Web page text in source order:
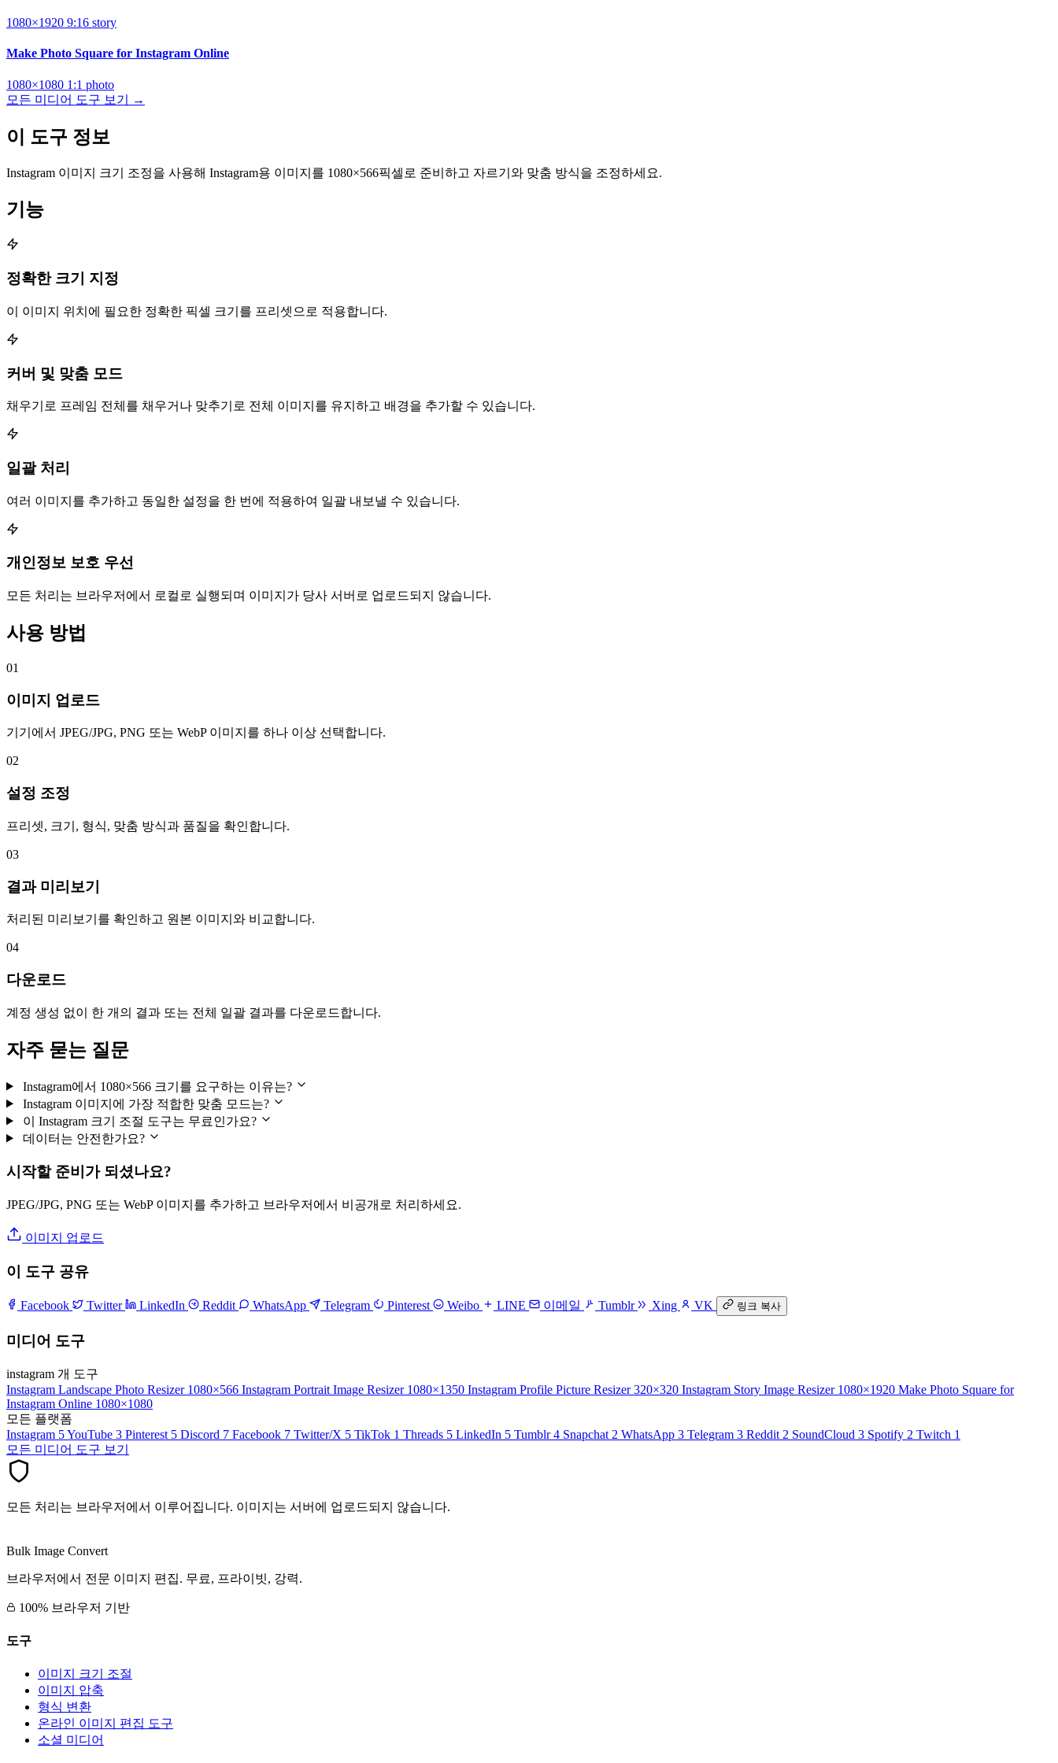
1080×1920 9:16 story
Make Photo Square for Instagram Online
1080×1080 1:1 photo
모든 미디어 도구 보기 →
이 도구 정보
Instagram 이미지 크기 조정을 사용해 Instagram용 이미지를 1080×566픽셀로 준비하고 자르기와 맞춤 방식을 조정하세요.
기능
정확한 크기 지정
이 이미지 위치에 필요한 정확한 픽셀 크기를 프리셋으로 적용합니다.
커버 및 맞춤 모드
채우기로 프레임 전체를 채우거나 맞추기로 전체 이미지를 유지하고 배경을 추가할 수 있습니다.
일괄 처리
여러 이미지를 추가하고 동일한 설정을 한 번에 적용하여 일괄 내보낼 수 있습니다.
개인정보 보호 우선
모든 처리는 브라우저에서 로컬로 실행되며 이미지가 당사 서버로 업로드되지 않습니다.
사용 방법
01
이미지 업로드
기기에서 JPEG/JPG, PNG 또는 WebP 이미지를 하나 이상 선택합니다.
02
설정 조정
프리셋, 크기, 형식, 맞춤 방식과 품질을 확인합니다.
03
결과 미리보기
처리된 미리보기를 확인하고 원본 이미지와 비교합니다.
04
다운로드
계정 생성 없이 한 개의 결과 또는 전체 일괄 결과를 다운로드합니다.
자주 묻는 질문
Instagram에서 1080×566 크기를 요구하는 이유는?
Instagram 이미지에 가장 적합한 맞춤 모드는?
이 Instagram 크기 조절 도구는 무료인가요?
데이터는 안전한가요?
시작할 준비가 되셨나요?
JPEG/JPG, PNG 또는 WebP 이미지를 추가하고 브라우저에서 비공개로 처리하세요.
이미지 업로드
이 도구 공유
Facebook Twitter LinkedIn Reddit WhatsApp Telegram Pinterest Weibo LINE 이메일 Tumblr Xing VK 링크 복사
미디어 도구
instagram 개 도구
Instagram Landscape Photo Resizer 1080×566 Instagram Portrait Image Resizer 1080×1350 Instagram Profile Picture Resizer 320×320 Instagram Story Image Resizer 1080×1920 Make Photo Square for
Instagram Online 1080×1080
모든 플랫폼
Instagram 5YouTube 3 Pinterest 5 Discord 7 Facebook 7 Twitter/X 5 TikTok 1 Threads 5 LinkedIn 5 Tumblr 4 Snapchat 2 WhatsApp 3 Telegram 3 Reddit 2 SoundCloud 3 Spotify 2 Twitch 1
모든 미디어 도구 보기
모든 처리는 브라우저에서 이루어집니다. 이미지는 서버에 업로드되지 않습니다.
Bulk Image Convert
브라우저에서 전문 이미지 편집. 무료, 프라이빗, 강력.
100% 브라우저 기반
도구
이미지 크기 조절
이미지 압축
형식 변환
온라인 이미지 편집 도구
소셜 미디어